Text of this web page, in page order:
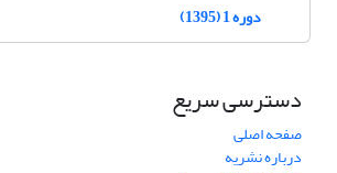
دوره 1 (1395)
دسترسی سریع
صفحه اصلی
درباره نشریه